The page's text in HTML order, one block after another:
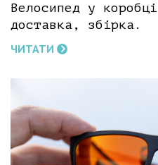
Велосипед у
доставка, збірка.
ЧИТАТИ